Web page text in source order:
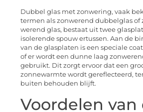
Dubbel glas met zonwering, vaak
termen als zonwerend dubbelglas of
werend glas, bestaat uit twee
isolerende spouw ertussen. Aan de
van de glasplaten is een speciale
of er wordt een dunne laag
gebruikt. Dit zorgt ervoor dat een
zonnewarmte wordt gereflecteerd,
buiten behouden blijft.
Voordelen